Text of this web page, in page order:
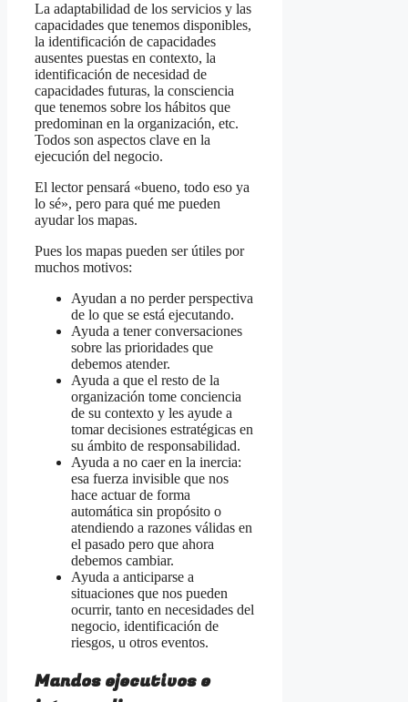
La adaptabilidad de los servicios y las
capacidades que tenemos disponibles,
la identificación de capacidades
ausentes puestas en contexto, la
identificación de necesidad de
capacidades futuras, la consciencia
que tenemos sobre los hábitos que
predominan en la organización, etc.
Todos son aspectos clave en la
ejecución del negocio.
El lector pensará «bueno, todo eso ya
lo sé», pero para qué me pueden
ayudar los mapas.
Pues los mapas pueden ser útiles por
muchos motivos:
Ayudan a no perder perspectiva
de lo que se está ejecutando.
Ayuda a tener conversaciones
sobre las prioridades que
debemos atender.
Ayuda a que el resto de la
organización tome conciencia
de su contexto y les ayude a
tomar decisiones estratégicas en
su ámbito de responsabilidad.
Ayuda a no caer en la inercia:
esa fuerza invisible que nos
hace actuar de forma
automática sin propósito o
atendiendo a razones válidas en
el pasado pero que ahora
debemos cambiar.
Ayuda a anticiparse a
situaciones que nos pueden
ocurrir, tanto en necesidades del
negocio, identificación de
riesgos, u otros eventos.
Mandos ejecutivos e